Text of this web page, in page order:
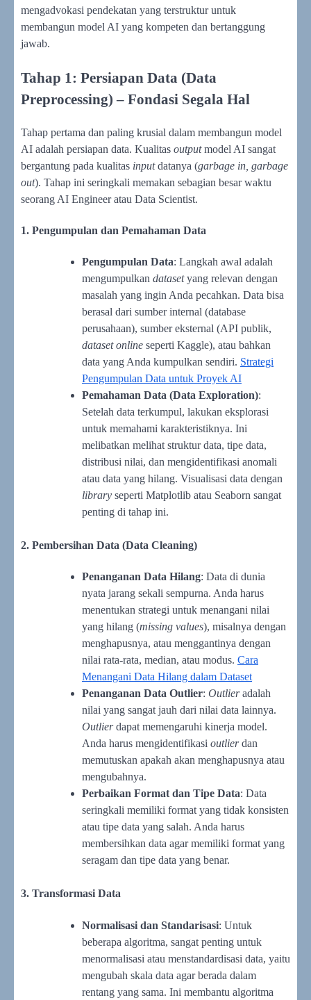
mengadvokasi pendekatan yang terstruktur untuk
membangun model AI yang kompeten dan bertanggung
jawab.
Tahap 1: Persiapan Data (Data
Preprocessing) – Fondasi Segala Hal
Tahap pertama dan paling krusial dalam membangun model
AI adalah persiapan data. Kualitas outputmodel AI sangat
bergantung pada kualitas inputdatanya (garbage in, garbage
out). Tahap ini seringkali memakan sebagian besar waktu
seorang AI Engineer atau Data Scientist.
1. Pengumpulan dan Pemahaman Data
Pengumpulan Data: Langkah awal adalah
mengumpulkan datasetyang relevan dengan
masalah yang ingin Anda pecahkan. Data bisa
berasal dari sumber internal (database
perusahaan), sumber eksternal (API publik,
dataset online seperti Kaggle), atau bahkan
data yang Anda kumpulkan sendiri. Strategi
Pengumpulan Data untuk Proyek AI
Pemahaman Data (Data Exploration):
Setelah data terkumpul, lakukan eksplorasi
untuk memahami karakteristiknya. Ini
melibatkan melihat struktur data, tipe data,
distribusi nilai, dan mengidentifikasi anomali
atau data yang hilang. Visualisasi data dengan
library seperti Matplotlib atau Seaborn sangat
penting di tahap ini.
2. Pembersihan Data (Data Cleaning)
Penanganan Data Hilang: Data di dunia
nyata jarang sekali sempurna. Anda harus
menentukan strategi untuk menangani nilai
yang hilang (missing values), misalnya dengan
menghapusnya, atau menggantinya dengan
nilai rata-rata, median, atau modus. Cara
Menangani Data Hilang dalam Dataset
Penanganan Data Outlier: Outlieradalah
nilai yang sangat jauh dari nilai data lainnya.
Outlierdapat memengaruhi kinerja model.
Anda harus mengidentifikasi outlierdan
memutuskan apakah akan menghapusnya atau
mengubahnya.
Perbaikan Format dan Tipe Data: Data
seringkali memiliki format yang tidak konsisten
atau tipe data yang salah. Anda harus
membersihkan data agar memiliki format yang
seragam dan tipe data yang benar.
3. Transformasi Data
Normalisasi dan Standarisasi: Untuk
beberapa algoritma, sangat penting untuk
menormalisasi atau menstandardisasi data, yaitu
mengubah skala data agar berada dalam
rentang yang sama. Ini membantu algoritma